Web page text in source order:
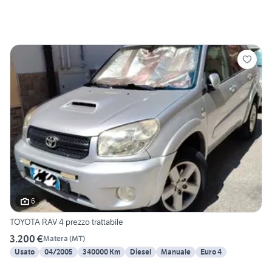
6
TOYOTA RAV 4 prezzo trattabile
3.200 €Matera (MT)
Usato
04/2005 340000 Km Diesel Manuale Euro 4